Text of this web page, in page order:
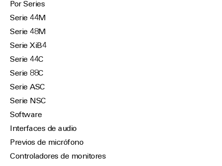
Por Series
Serie 44M
Serie 48M
Serie XiB4
Serie 44C
Serie 88C
Serie ASC
Serie NSC
Software
Interfaces de audio
Previos de micrófono
Controladores de monitores